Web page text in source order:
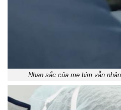
Nhan sắc của mẹ bỉm vẫn